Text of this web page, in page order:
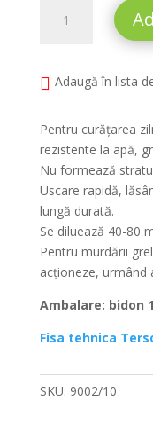
Soluție
Tersol
Adaugă în lista
Pentru curățarea
rezistente la apă,
Nu formează
Uscare rapidă,
lungă durată.
Se diluează 40-80
Pentru murdării
acționeze, urmând
Ambalare: bidon
Fisa tehnica
SKU: 9002/10